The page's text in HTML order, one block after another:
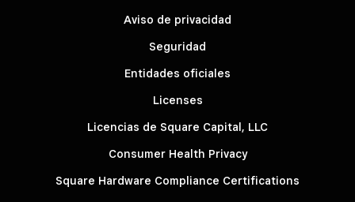
Aviso de privacidad
Seguridad
Entidades oficiales
Licenses
Licencias de Square Capital, LLC
Consumer Health Privacy
Square Hardware Compliance Certifications